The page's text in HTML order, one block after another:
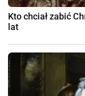
Kto chciał zabić
lat